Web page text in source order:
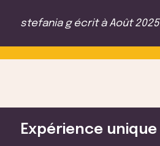
stefania gécrit à Août 2025
Expérience unique